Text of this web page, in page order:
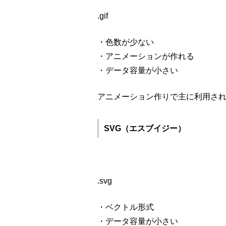
.gif
・色数が少ない
・アニメーションが作れる
・データ容量が小さい
アニメーション作りで主に利用さ
SVG（エスブイジー）
.svg
・ ベクトル形式
・データ容量が小さい